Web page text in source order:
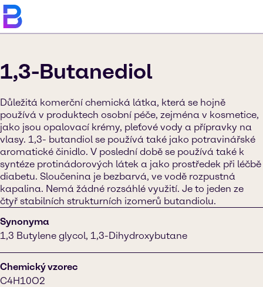
1,3-Butanediol
Důležitá komerční chemická látka, která se hojně
používá v produktech osobní péče, zejména v kosmetice,
jako jsou opalovací krémy, pleťové vody a přípravky na
vlasy. 1,3- butandiol se používá také jako potravinářské
aromatické činidlo. V poslední době se používá také k
syntéze protinádorových látek a jako prostředek při léčbě
diabetu. Sloučenina je bezbarvá, ve vodě rozpustná
kapalina. Nemá žádné rozsáhlé využití. Je to jeden ze
čtyř stabilních strukturních izomerů butandiolu.
Synonyma
1,3 Butylene glycol, 1,3-Dihydroxybutane
Chemický vzorec
C4H10O2